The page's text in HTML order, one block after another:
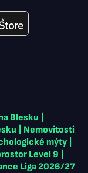
Blesku
Nemovitosti
mýty
Level 9
Liga 2026/27